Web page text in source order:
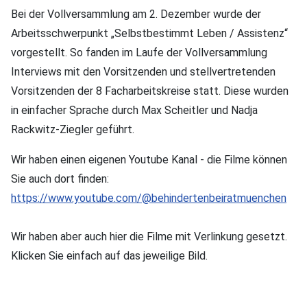
Bei der Vollversammlung am 2. Dezember wurde der
Arbeitsschwerpunkt „Selbstbestimmt Leben / Assistenz“
vorgestellt. So fanden im Laufe der Vollversammlung
Interviews mit den Vorsitzenden und stellvertretenden
Vorsitzenden der 8 Facharbeitskreise statt. Diese wurden
in einfacher Sprache durch Max Scheitler und Nadja
Rackwitz-Ziegler geführt.
Wir haben einen eigenen Youtube Kanal - die Filme können
Sie auch dort finden:
https://www.youtube.com/@behindertenbeiratmuenchen
Wir haben aber auch hier die Filme mit Verlinkung gesetzt.
Klicken Sie einfach auf das jeweilige Bild.